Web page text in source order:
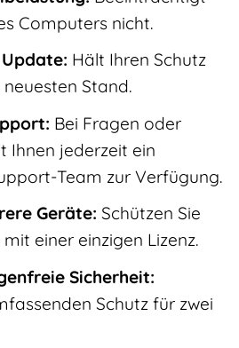
Computers nicht.
Hält Ihren Schutz
Stand.
Bei Fragen oder
Ihnen jederzeit ein
Team zur Verfügung.
Geräte: Schützen Sie
mit einer einzigen Lizenz.
Sicherheit:
Schutz für zwei